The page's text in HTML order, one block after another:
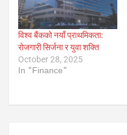
विश्व बैंकको नयाँ प्राथमिकता:
रोजगारी सिर्जना र युवा शक्ति
October 28, 2025
In "Finance"